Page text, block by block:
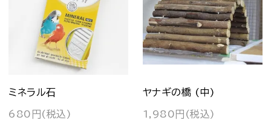
ミネラル石
680円(税込)
ヤナギの橋 (中)
1,980円(税込)